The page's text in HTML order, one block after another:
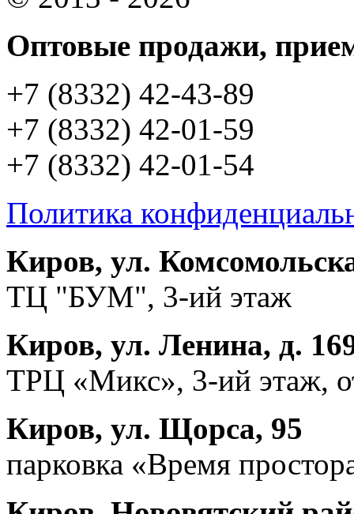
Оптовые продажи,
+7 (8332) 42-43-89
+7 (8332) 42-01-59
+7 (8332) 42-01-54
Политика
Киров, ул.
ТЦ "БУМ", 3-ий этаж
Киров, ул. Ленина, д.
ТРЦ «Микс», 3-ий этаж,
Киров, ул. Щорса, 95
парковка «Время